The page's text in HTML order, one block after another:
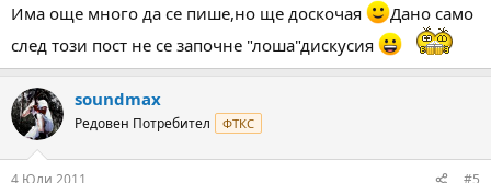
Има още много да се пише,но ще доскочая
Дано само
след този пост не се започне "лоша"дискусия
soundmax
Редовен Потребител ФТКС
4 Юли 2011 #5